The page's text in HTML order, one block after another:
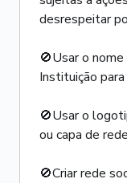
desrespeitar
🚫Usar o
Instituição
🚫Usar o
ou capa de
🚫Criar rede